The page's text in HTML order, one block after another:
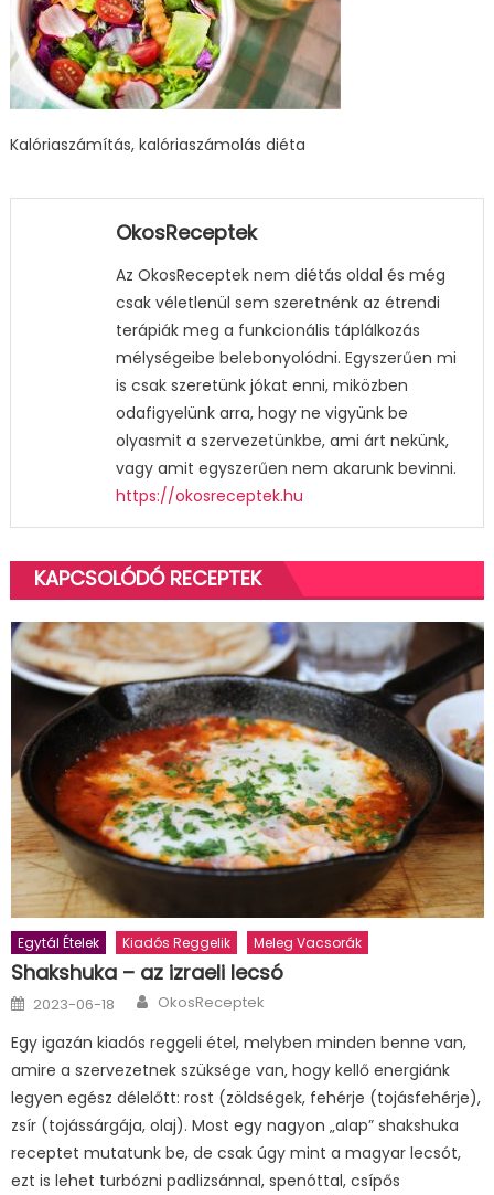
Kalóriaszámítás, kalóriaszámolás diéta
OkosReceptek
Az OkosReceptek nem diétás oldal és még
csak véletlenül sem szeretnénk az étrendi
terápiák meg a funkcionális táplálkozás
mélységeibe belebonyolódni. Egyszerűen mi
is csak szeretünk jókat enni, miközben
odafigyelünk arra, hogy ne vigyünk be
olyasmit a szervezetünkbe, ami árt nekünk,
vagy amit egyszerűen nem akarunk bevinni.
https://okosreceptek.hu
KAPCSOLÓDÓ RECEPTEK
Egytál Ételek Kiadós Reggelik Meleg Vacsorák
Shakshuka – az izraeli lecsó
Posted
on
2023-06-18 Author
OkosReceptek
Egy igazán kiadós reggeli étel, melyben minden benne van,
amire a szervezetnek szüksége van, hogy kellő energiánk
legyen egész délelőtt: rost (zöldségek, fehérje (tojásfehérje),
zsír (tojássárgája, olaj). Most egy nagyon „alap” shakshuka
receptet mutatunk be, de csak úgy mint a magyar lecsót,
ezt is lehet turbózni padlizsánnal, spenóttal, csípős